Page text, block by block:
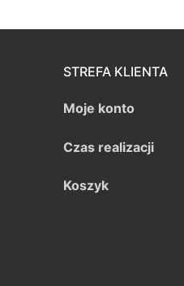
STREFA KLIENTA
Moje konto
Czas realizacji
Koszyk